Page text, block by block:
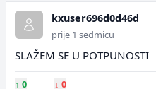
kxuser696d0d46d
prije 1 sedmicu
SLAŽEM SE U POTPUNOSTI
↑ 0 ↓ 0